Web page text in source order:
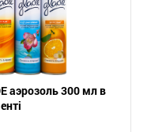
аэрозоль 300 мл в